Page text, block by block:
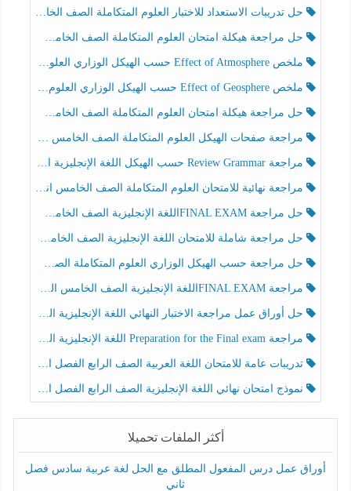
حل تدريبات الاستعداد للاختبار العلوم المتكاملة الصف الخامس عام الفصل الثالث
حل مراجعة هيكلة امتحان العلوم المتكاملة الصف الخامس انسبير الفصل الثالث
ملخص Effect of Atmosphere حسب الهيكل الوزاري العلوم المتكاملة الصف الخامس انسبير الفصل الثالث
ملخص Effect of Geosphere حسب الهيكل الوزاري العلوم المتكاملة الصف الخامس انسبير الفصل الثالث
حل مراجعة هيكلة امتحان العلوم المتكاملة الصف الخامس عام الفصل الثالث
مراجعة صفحات الهيكل العلوم المتكاملة الصف الخامس انسبير الفصل الثالث
مراجعة Review Grammar حسب الهيكل اللغة الإنجليزية الصف الخامس الفصل الثالث
مراجعة نهائية للامتحان العلوم المتكاملة الصف الخامس انسبير الفصل الثالث
حل مراجعة FINAL EXAMاللغة الإنجليزية الصف الخامس الفصل الثالث
حل مراجعة شاملة للامتحان اللغة الإنجليزية الصف الخامس الفصل الثالث
حل مراجعة حسب الهيكل الوزاري العلوم المتكاملة الصف الخامس عام الفصل الثالث
مراجعة FINAL EXAMاللغة الإنجليزية الصف الخامس الفصل الثالث
حل أوراق عمل مراجعة الاختبار النهائي اللغة الإنجليزية الصف الرابع الفصل الثالث
مراجعة Preparation for the Final exam اللغة الإنجليزية الصف الرابع الفصل الثالث
تدريبات عامة للامتحان اللغة العربية الصف الرابع الفصل الثالث
نموذج امتحان نهائي اللغة الإنجليزية الصف الرابع الفصل الثالث
أكثر الملفات تحميلا
أوراق عمل درس المفعول المطلق مع الحل لغة عربية سادس فصل
ثاني